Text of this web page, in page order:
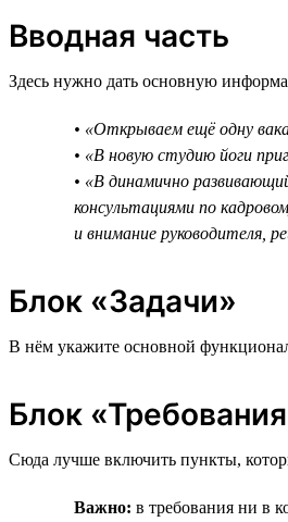
Вводная часть
Здесь нужно дать основную
• «Открываем ещё одну
• «В новую студию йоги
• «В динамично
консультациями по
и внимание руководителя,
Блок «Задачи»
В нём укажите основной
Блок
Сюда лучше включить пункты,
Важно: в требования ни в